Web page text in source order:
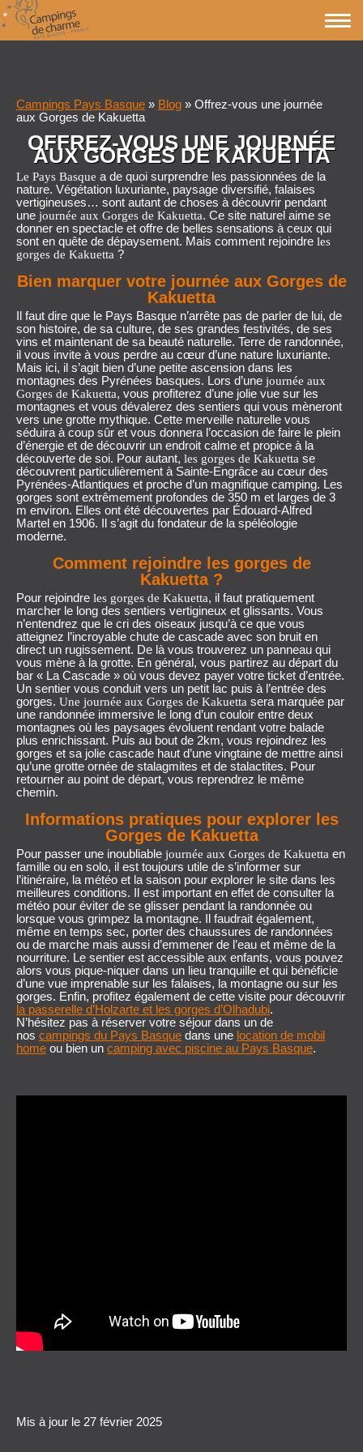
Campings Pays Basque » Blog » Offrez-vous une journée
aux Gorges de Kakuetta
OFFREZ-VOUS UNE JOURNÉE
AUX GORGES DE KAKUETTA
Le Pays Basque a de quoi surprendre les passionnées de la
nature. Végétation luxuriante, paysage diversifié, falaises
vertigineuses… sont autant de choses à découvrir pendant
une journée aux Gorges de Kakuetta. Ce site naturel aime se
donner en spectacle et offre de belles sensations à ceux qui
sont en quête de dépaysement. Mais comment rejoindre les
gorges de Kakuetta ?
Bien marquer votre journée aux Gorges de
Kakuetta
Il faut dire que le Pays Basque n’arrête pas de parler de lui, de
son histoire, de sa culture, de ses grandes festivités, de ses
vins et maintenant de sa beauté naturelle. Terre de randonnée,
il vous invite à vous perdre au cœur d’une nature luxuriante.
Mais ici, il s’agit bien d’une petite ascension dans les
montagnes des Pyrénées basques. Lors d’une journée aux
Gorges de Kakuetta, vous profiterez d’une jolie vue sur les
montagnes et vous dévalerez des sentiers qui vous mèneront
vers une grotte mythique. Cette merveille naturelle vous
séduira à coup sûr et vous donnera l’occasion de faire le plein
d’énergie et de découvrir un endroit calme et propice à la
découverte de soi. Pour autant, les gorges de Kakuetta se
découvrent particulièrement à Sainte-Engrâce au cœur des
Pyrénées-Atlantiques et proche d’un magnifique camping. Les
gorges sont extrêmement profondes de 350 m et larges de 3
m environ. Elles ont été découvertes par Édouard-Alfred
Martel en 1906. Il s’agit du fondateur de la spéléologie
moderne.
Comment rejoindre les gorges de
Kakuetta ?
Pour rejoindre les gorges de Kakuetta, il faut pratiquement
marcher le long des sentiers vertigineux et glissants. Vous
n’entendrez que le cri des oiseaux jusqu’à ce que vous
atteignez l’incroyable chute de cascade avec son bruit en
direct un rugissement. De là vous trouverez un panneau qui
vous mène à la grotte. En général, vous partirez au départ du
bar « La Cascade » où vous devez payer votre ticket d’entrée.
Un sentier vous conduit vers un petit lac puis à l’entrée des
gorges. Une journée aux Gorges de Kakuetta sera marquée par
une randonnée immersive le long d’un couloir entre deux
montagnes où les paysages évoluent rendant votre balade
plus enrichissant. Puis au bout de 2km, vous rejoindrez les
gorges et sa jolie cascade haut d’une vingtaine de mettre ainsi
qu’une grotte ornée de stalagmites et de stalactites. Pour
retourner au point de départ, vous reprendrez le même
chemin.
Informations pratiques pour explorer les
Gorges de Kakuetta
Pour passer une inoubliable journée aux Gorges de Kakuetta en
famille ou en solo, il est toujours utile de s’informer sur
l’itinéraire, la météo et la saison pour explorer le site dans les
meilleures conditions. Il est important en effet de consulter la
météo pour éviter de se glisser pendant la randonnée ou
lorsque vous grimpez la montagne. Il faudrait également,
même en temps sec, porter des chaussures de randonnées
ou de marche mais aussi d’emmener de l’eau et même de la
nourriture. Le sentier est accessible aux enfants, vous pouvez
alors vous pique-niquer dans un lieu tranquille et qui bénéficie
d’une vue imprenable sur les falaises, la montagne ou sur les
gorges. Enfin, profitez également de cette visite pour découvrir
la passerelle d’Holzarte et les gorges d’Olhadubi.
N’hésitez pas à réserver votre séjour dans un de
nos campings du Pays Basque dans une location de mobil
home ou bien un camping avec piscine au Pays Basque.
Mis à jour le 27 février 2025